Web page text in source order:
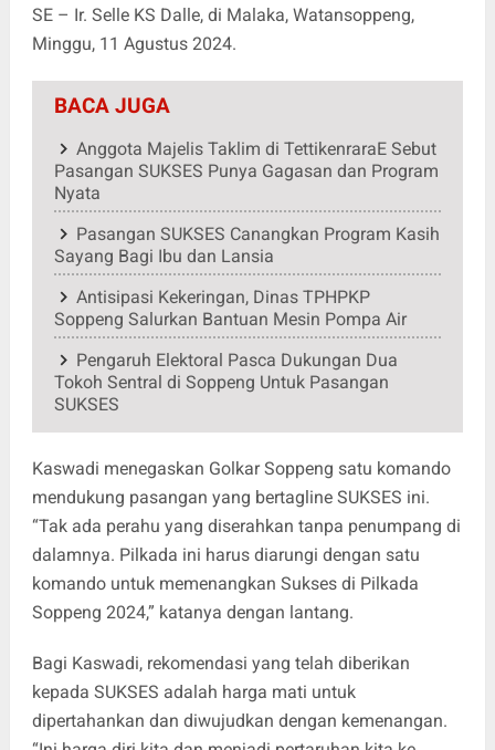
SE – Ir. Selle KS Dalle, di Malaka, Watansoppeng,
Minggu, 11 Agustus 2024.
BACA JUGA
Anggota Majelis Taklim di TettikenraraE Sebut
Pasangan SUKSES Punya Gagasan dan Program
Nyata
Pasangan SUKSES Canangkan Program Kasih
Sayang Bagi Ibu dan Lansia
Antisipasi Kekeringan, Dinas TPHPKP
Soppeng Salurkan Bantuan Mesin Pompa Air
Pengaruh Elektoral Pasca Dukungan Dua
Tokoh Sentral di Soppeng Untuk Pasangan
SUKSES
Kaswadi menegaskan Golkar Soppeng satu komando
mendukung pasangan yang bertagline SUKSES ini.
“Tak ada perahu yang diserahkan tanpa penumpang di
dalamnya. Pilkada ini harus diarungi dengan satu
komando untuk memenangkan Sukses di Pilkada
Soppeng 2024,” katanya dengan lantang.
Bagi Kaswadi, rekomendasi yang telah diberikan
kepada SUKSES adalah harga mati untuk
dipertahankan dan diwujudkan dengan kemenangan.